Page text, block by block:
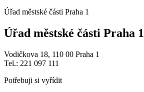
Úřad městské části Praha 1
Úřad městské části Praha 1
Vodičkova 18, 110 00 Praha 1
Tel.: 221 097 111
Potřebuji si vyřídit